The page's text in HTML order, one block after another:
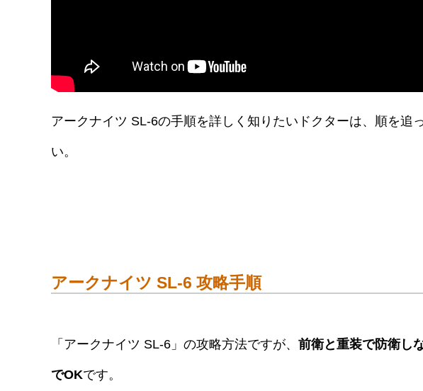
アークナイツ SL-6の手順を詳しく知りたいドクターは、順を追
い。
アークナイツ SL-6 攻略手順
「アークナイツ SL-6」の攻略方法ですが、 前衛と重装で防衛し
でOKです。